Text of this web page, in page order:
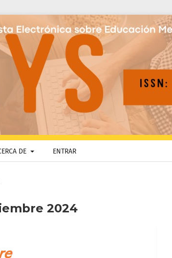
DE ENTRAR
2024